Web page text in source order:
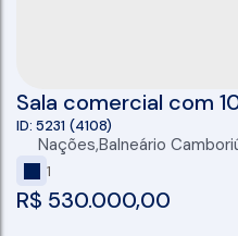
Sala comercial com
das Nações em
R$ 530.000,00
5231 (4108)
Nações,Balneário
1